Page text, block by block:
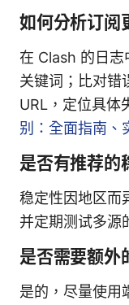
如何分析订阅
在 Clash 的日志
关键词；比对错
URL，定位具体
别：全面指南、
是否有推荐的
稳定性因地区而
并定期测试多源
是否需要额外
是的，尽量使用